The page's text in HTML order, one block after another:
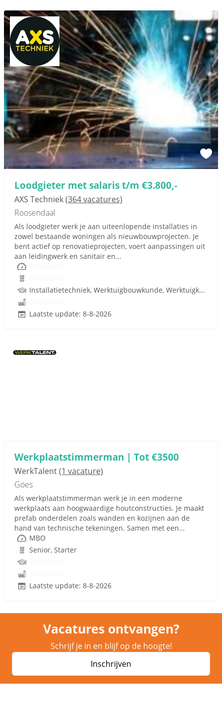
Loodgieter met salaris t/m €3.800,-
AXS Techniek(364 vacatures)
Roosendaal
Als loodgieter werk je aan uiteenlopende installaties in
zowel bestaande woningen als nieuwbouwprojecten. Je
bent actief op renovatieprojecten, voert aanpassingen uit
aan leidingwerk en sanitair en...
Installatietechniek, Werktuigbouwkunde, Werktuigkundige, Rijbewijs
Laatste update: 8-8-2026
Werkplaatstimmerman | Tot €3500
WerkTalent(1 vacature)
Goes
Als werkplaatstimmerman werk je in een moderne
werkplaats aan hoogwaardige houtconstructies. Je maakt
prefab onderdelen zoals wanden en kozijnen aan de
hand van technische tekeningen. Samen met een...
MBO
Senior, Starter
Laatste update: 8-8-2026
Vacatures ontvangen?
Schrijf je in en blijf op de hoogte!
Inschrijven